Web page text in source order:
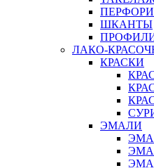
ШКАНТЫ
ЛАКО-
КРАСКИ
ЭМАЛИ